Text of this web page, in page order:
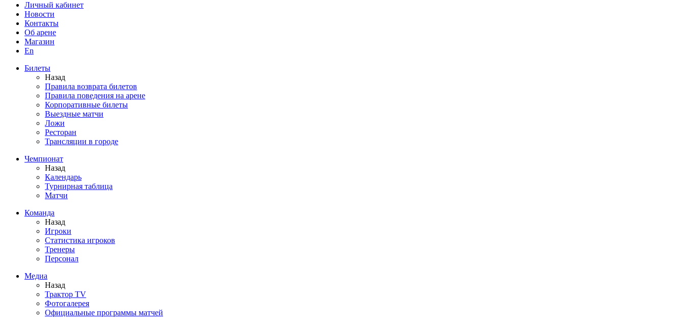
Личный кабинет
Новости
Контакты
Об арене
Магазин
En
Билеты
Назад
Правила возврата билетов
Правила поведения на арене
Корпоративные билеты
Выездные матчи
Ложи
Ресторан
Трансляции в городе
Чемпионат
Назад
Календарь
Турнирная таблица
Матчи
Команда
Назад
Игроки
Статистика игроков
Тренеры
Персонал
Медиа
Назад
Трактор TV
Фотогалерея
Официальные программы матчей